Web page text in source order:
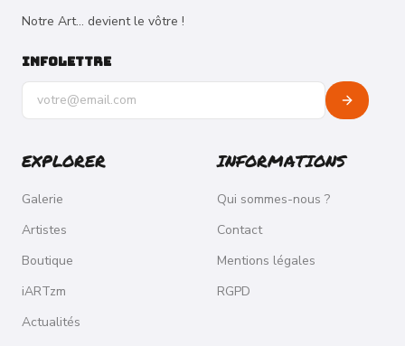
Notre Art... devient le vôtre !
INFOLETTRE
Adresse e-mail pour la newsletter
EXPLORER
Galerie
Artistes
Boutique
iARTzm
Actualités
INFORMATIONS
Qui sommes-nous ?
Contact
Mentions légales
RGPD